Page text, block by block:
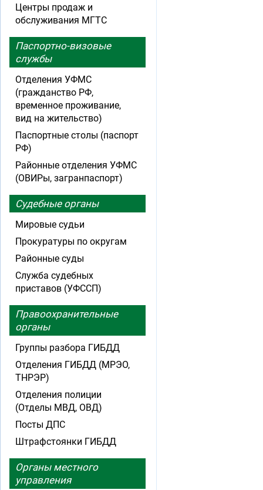
Центры продаж и
обслуживания МГТС
Паспортно-визовые
службы
Отделения УФМС
(гражданство РФ,
временное проживание,
вид на жительство)
Паспортные столы (паспорт
РФ)
Районные отделения УФМС
(ОВИРы, загранпаспорт)
Судебные органы
Мировые судьи
Прокуратуры по округам
Районные суды
Служба судебных
приставов (УФССП)
Правоохранительные
органы
Группы разбора ГИБДД
Отделения ГИБДД (МРЭО,
ТНРЭР)
Отделения полиции
(Отделы МВД, ОВД)
Посты ДПС
Штрафстоянки ГИБДД
Органы местного
управления